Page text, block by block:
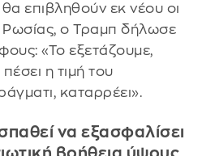
επιβληθούν εκ νέου οι
Ρωσίας, ο Τραμπ δήλωσε
«Το εξετάζουμε,
η τιμή του
καταρρέει».
να εξασφαλίσει